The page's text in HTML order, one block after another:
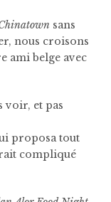
sans
nous croisons
ami belge avec
voir, et pas
proposa tout
compliqué